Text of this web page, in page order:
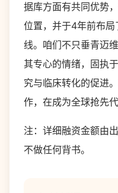
据库方面有共同优势
位置，并于4年前布
线。咱们不只垂青迈
其专心的情绪，固执
究与临床转化的促进
作，在成为全球抢先
注：详细融资金额由
不做任何背书。